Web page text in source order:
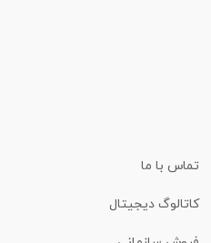
تماس با ما
کاتالوگ دیجیتال